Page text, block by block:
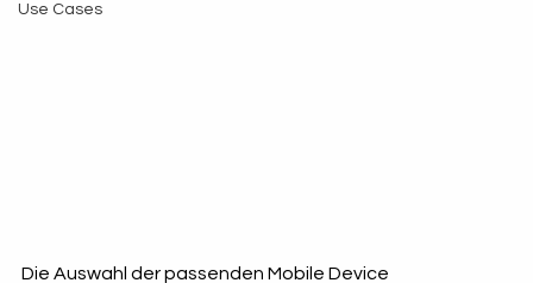
Use Cases
Die Auswahl der passenden Mobile Device